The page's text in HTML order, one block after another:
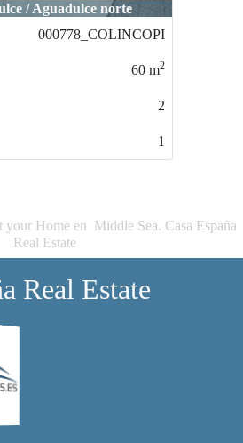
norte
000778_COLINCOPI
Aguadulce / Aguadulce sur
000141BAHIA_2
Home en Middle Sea. Casa España
Real Estate
Real Estate